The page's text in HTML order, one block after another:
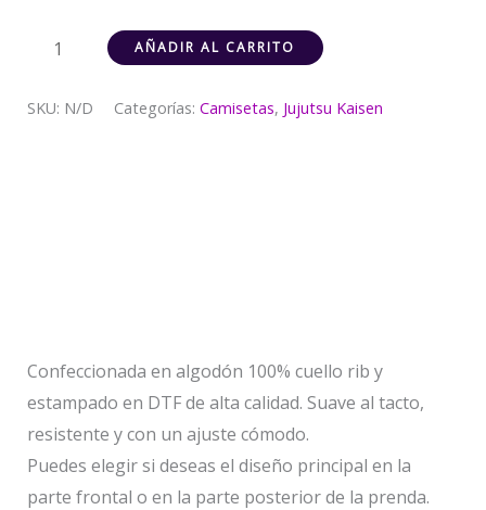
AÑADIR AL CARRITO
SKU: N/D Categorías: Camisetas, Jujutsu Kaisen
Confeccionada en algodón 100% cuello rib y
estampado en DTF de alta calidad. Suave al tacto,
resistente y con un ajuste cómodo.
Puedes elegir si deseas el diseño principal en la
parte frontal o en la parte posterior de la prenda.